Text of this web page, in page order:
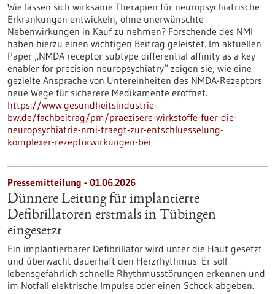
Wie lassen sich wirksame Therapien für neuropsychiatrische
Erkrankungen entwickeln, ohne unerwünschte
Nebenwirkungen in Kauf zu nehmen? Forschende des NMI
haben hierzu einen wichtigen Beitrag geleistet. Im aktuellen
Paper „NMDA receptor subtype differential affinity as a key
enabler for precision neuropsychiatry“ zeigen sie, wie eine
gezielte Ansprache von Untereinheiten des NMDA-Rezeptors
neue Wege für sicherere Medikamente eröffnet.
https://www.gesundheitsindustrie-
bw.de/fachbeitrag/pm/praezisere-wirkstoffe-fuer-die-
neuropsychiatrie-nmi-traegt-zur-entschluesselung-
komplexer-rezeptorwirkungen-bei
Pressemitteilung - 01.06.2026
Dünnere Leitung für implantierte
Defibrillatoren erstmals in Tübingen
eingesetzt
Ein implantierbarer Defibrillator wird unter die Haut gesetzt
und überwacht dauerhaft den Herzrhythmus. Er soll
lebensgefährlich schnelle Rhythmusstörungen erkennen und
im Notfall elektrische Impulse oder einen Schock abgeben.